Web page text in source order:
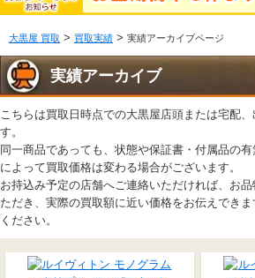
大黒屋 買取 > 買取実績 > 実績アーカイブページ
実績アーカイブ
こちらは買取日時点での大黒屋店頭または宅配
す。
同一商品であっても、状態や保証書・付属品の
によって買取価格は変わる場合がございます。
お持込み予定の店舗へご連絡いただければ、お
ただき、実際の買取額に近い価格をお伝えでき
ください。